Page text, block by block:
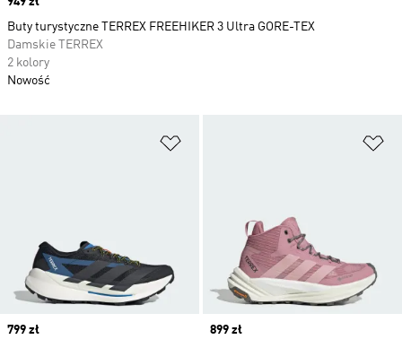
Price
799 zł
Price
899 zł
Buty turystyczne TERREX FREEHIKER 3 Ultra GORE-TEX
Damskie TERREX
2 kolory
Nowość